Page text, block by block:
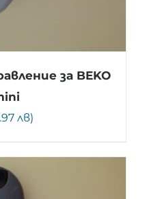
за BEKO
лв)